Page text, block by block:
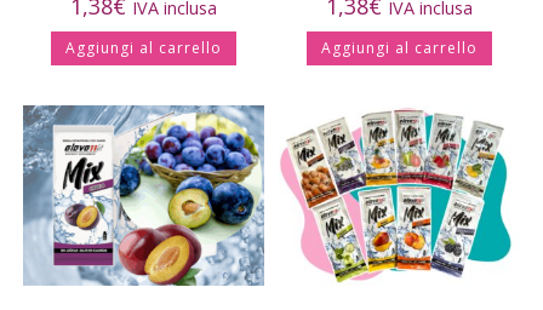
1,38€ IVA inclusa
Aggiungi al carrello
1,38€ IVA inclusa
Aggiungi al carrello